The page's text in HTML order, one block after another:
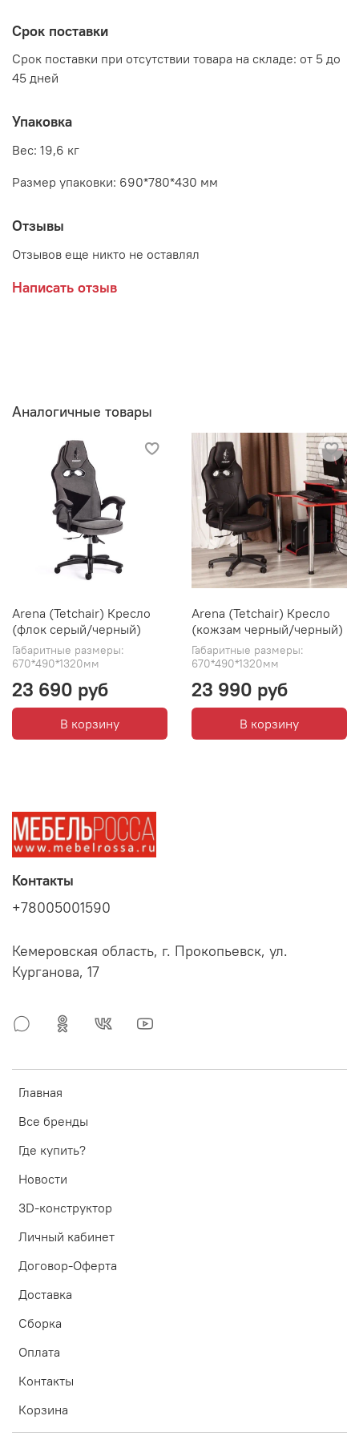
Срок поставки
Срок поставки при отсутствии товара на складе: от 5 до
45 дней
Упаковка
Вес: 19,6 кг
Размер упаковки: 690*780*430 мм
Отзывы
Отзывов еще никто не оставлял
Написать отзыв
Аналогичные товары
Arena (Tetchair) Кресло
(флок серый/черный)
Габаритные размеры:
670*490*1320мм
23 690 руб
В корзину
Arena (Tetchair) Кресло
(кожзам черный/черный)
Габаритные размеры:
670*490*1320мм
23 990 руб
В корзину
Главная
Все бренды
Где купить?
Новости
3D-конструктор
Личный кабинет
Договор-Оферта
Доставка
Сборка
Оплата
Контакты
Корзина
Контакты
+78005001590
Кемеровская область, г. Прокопьевск, ул.
Курганова, 17